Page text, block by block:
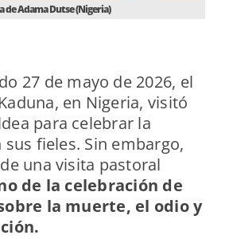
de Adama Dutse (Nigeria)
27 de mayo de 2026, el
en Nigeria, visitó
para celebrar la
sus fieles. Sin embargo,
una visita pastoral
de la celebración de
la muerte, el odio y